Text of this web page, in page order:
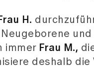
H.
und
immer Frau M.,
deshalb die